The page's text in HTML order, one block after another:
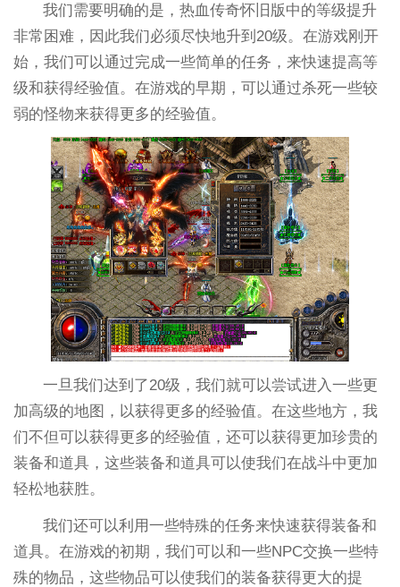
我们需要明确的是，热血传奇怀旧版中的等级提升
非常困难，因此我们必须尽快地升到20级。在游戏刚开
始，我们可以通过完成一些简单的任务，来快速提高等
级和获得经验值。在游戏的早期，可以通过杀死一些较
弱的怪物来获得更多的经验值。
一旦我们达到了20级，我们就可以尝试进入一些更
加高级的地图，以获得更多的经验值。在这些地方，我
们不但可以获得更多的经验值，还可以获得更加珍贵的
装备和道具，这些装备和道具可以使我们在战斗中更加
轻松地获胜。
我们还可以利用一些特殊的任务来快速获得装备和
道具。在游戏的初期，我们可以和一些NPC交换一些特
殊的物品，这些物品可以使我们的装备获得更大的提